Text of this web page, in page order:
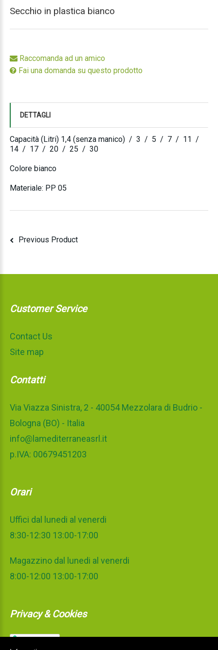
Secchio in plastica bianco
Raccomanda ad un amico
Fai una domanda su questo prodotto
DETTAGLI
Capacità (Litri) 1,4 (senza manico) / 3 / 5 / 7 / 11 /
14 / 17 / 20 / 25 / 30
Colore bianco
Materiale: PP 05
Previous Product
Customer Service
Contact Us
Site map
Contatti
Via Viazza Sinistra, 2 - 40054 Mezzolara di Budrio -
Bologna (BO) - Italia
info@lamediterraneasrl.it
p.IVA: 00679451203
Orari
Uffici dal lunedi al venerdi
8:30-12:30 13:00-17:00
Magazzino dal lunedi al venerdi
8:00-12:00 13:00-17:00
Privacy & Cookies